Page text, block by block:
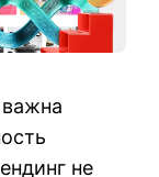
не